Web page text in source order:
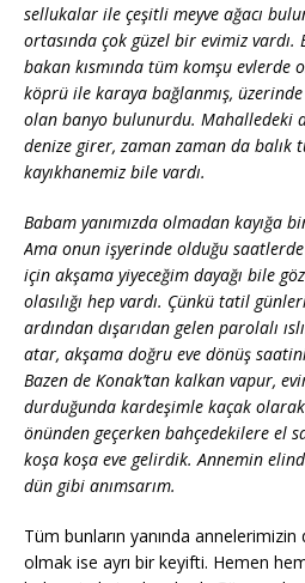
sellukalar ile çeşitli meyve ağacı
ortasında çok güzel bir evimiz vardı.
bakan kısmında tüm komşu
köprü ile karaya bağlanmış,
olan banyo bulunurdu. Mahalledeki
denize girer, zaman zaman da balık
kayıkhanemiz bile vardı.
Babam yanımızda olmadan kayığa
Ama onun işyerinde olduğu
için akşama yiyeceğim dayağı bile
olasılığı hep vardı. Çünkü tatil
ardından dışarıdan gelen parolalı
atar, akşama doğru eve dönüş
Bazen de Konak’tan kalkan vapur,
durduğunda kardeşimle kaçak
önünden geçerken bahçedekilere el
koşa koşa eve gelirdik. Annemin
dün gibi anımsarım.
Tüm bunların yanında
olmak ise ayrı bir keyifti. Hemen